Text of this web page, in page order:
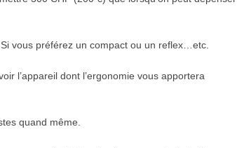
vous préférez un compact ou un reflex…etc.
l’appareil dont l’ergonomie vous apportera
quand même.